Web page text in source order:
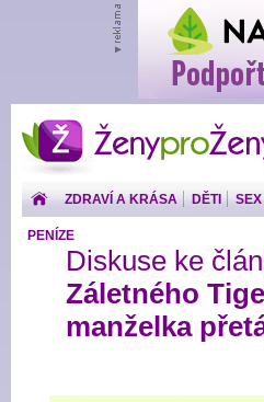
ŽenyproŽeny.cz
ZDRAVÍ A KRÁSA DĚTI
PENÍZE
Diskuse ke
Záletného
manželka